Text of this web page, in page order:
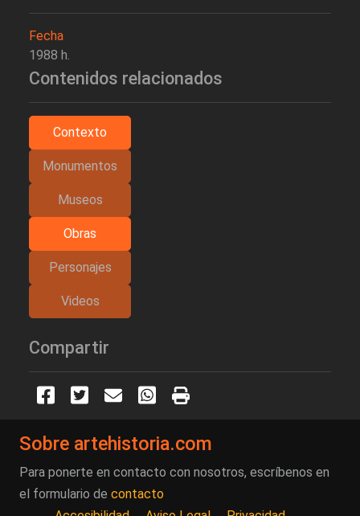
Fecha
1988 h.
Contenidos relacionados
Contexto
Monumentos
Museos
Obras
Personajes
Videos
Compartir
Sobre artehistoria.com
Para ponerte en contacto con nosotros, escríbenos en
el formulario de contacto